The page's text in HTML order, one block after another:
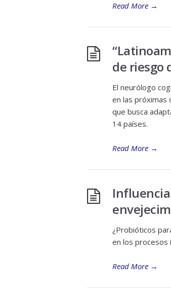
Read More →
de riesgo
El neurólogo
en las próximas
que busca
14 países.
Read More →
¿Probióticos
en los procesos
Read More →